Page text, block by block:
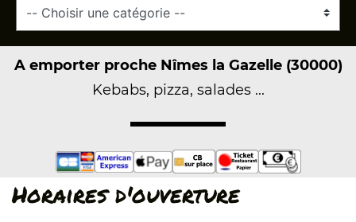
A emporter proche Nîmes la Gazelle (30000)
Kebabs, pizza, salades ...
Horaires d'ouverture